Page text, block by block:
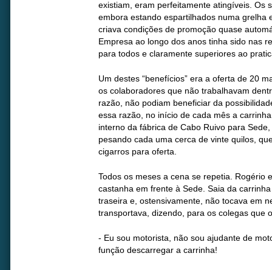
existiam, eram perfeitamente atingíveis. Os
embora estando espartilhados numa grelha
criava condições de promoção quase
Empresa ao longo dos anos tinha sido nas
para todos e claramente superiores ao
Um destes “benefícios” era a oferta de 20
os colaboradores que não trabalhavam
razão, não podiam beneficiar da
essa razão, no início de cada mês a
interno da fábrica de Cabo Ruivo para
pesando cada uma cerca de vinte quilos,
cigarros para oferta.
Todos os meses a cena se repetia. Rogério
castanha em frente à Sede. Saia da
traseira e, ostensivamente, não tocava em
transportava, dizendo, para os colegas que
- Eu sou motorista, não sou ajudante de
função descarregar a carrinha!